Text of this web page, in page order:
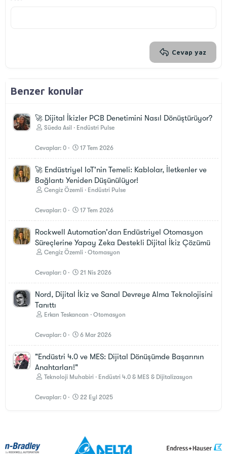
Cevap yaz
Benzer konular
🚀 Dijital İkizler PCB Denetimini Nasıl Dönüştürüyor?
Süeda Asil Endüstri Pulse
Cevaplar 0 17 Tem 2026
🚀 Endüstriyel IoT'nin Temeli: Kablolar, İletkenler ve
Bağlantı Yeniden Düşünülüyor!
Cengiz Özemli Endüstri Pulse
Cevaplar 0 17 Tem 2026
Rockwell Automation'dan Endüstriyel Otomasyon
Süreçlerine Yapay Zeka Destekli Dijital İkiz Çözümü
Cengiz Özemli Otomasyon
Cevaplar 0 21 Nis 2026
Nord, Dijital İkiz ve Sanal Devreye Alma Teknolojisini
Tanıttı
Erkan Teskancan Otomasyon
Cevaplar 0 6 Mar 2026
"Endüstri 4.0 ve MES: Dijital Dönüşümde Başarının
Anahtarları!"
Teknoloji Muhabiri Endüstri 4.0 & MES & Dijitalizasyon
Cevaplar 0 22 Eyl 2025